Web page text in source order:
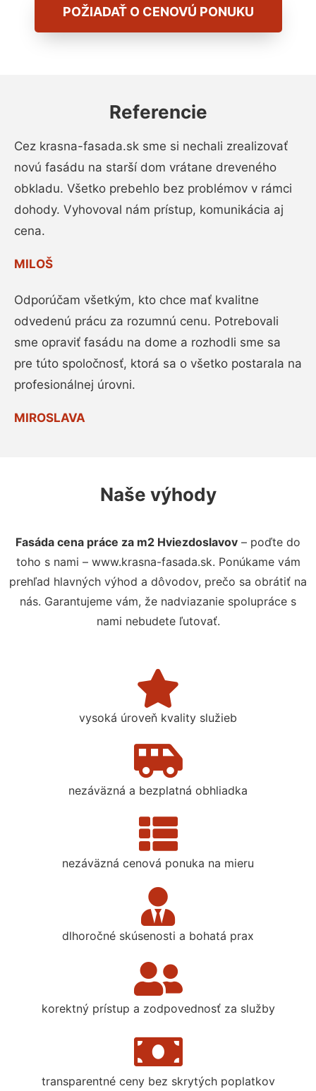
POŽIADAŤ O CENOVÚ PONUKU
Referencie
Cez krasna-fasada.sk sme si nechali zrealizovať
novú fasádu na starší dom vrátane dreveného
obkladu. Všetko prebehlo bez problémov v rámci
dohody. Vyhovoval nám prístup, komunikácia aj
cena.
MILOŠ
Odporúčam všetkým, kto chce mať kvalitne
odvedenú prácu za rozumnú cenu. Potrebovali
sme opraviť fasádu na dome a rozhodli sme sa
pre túto spoločnosť, ktorá sa o všetko postarala na
profesionálnej úrovni.
MIROSLAVA
Naše výhody
Fasáda cena práce za m2 Hviezdoslavov – poďte do
toho s nami – www.krasna-fasada.sk. Ponúkame vám
prehľad hlavných výhod a dôvodov, prečo sa obrátiť na
nás. Garantujeme vám, že nadviazanie spolupráce s
nami nebudete ľutovať.
vysoká úroveň kvality služieb
nezáväzná a bezplatná obhliadka
nezáväzná cenová ponuka na mieru
dlhoročné skúsenosti a bohatá prax
korektný prístup a zodpovednosť za služby
transparentné ceny bez skrytých poplatkov